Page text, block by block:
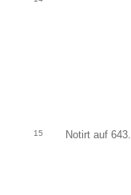
15 Notirt auf 643.